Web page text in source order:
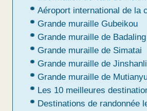
Aéroport international de la
Grande muraille Gubeikou
Grande muraille de Badaling
Grande muraille de Simatai
Grande muraille de
Grande muraille de
Les 10 meilleures
Destinations de randonnée